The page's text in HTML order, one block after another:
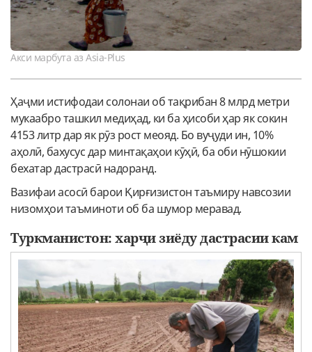
Акси марбута аз Asia-Plus
Ҳаҷми истифодаи солонаи об тақрибан 8 млрд метри
мукаабро ташкил медиҳад, ки ба ҳисоби ҳар як сокин
4153 литр дар як рӯз рост меояд. Бо вуҷуди ин, 10%
аҳолӣ, бахусус дар минтақаҳои кӯҳӣ, ба оби нӯшокии
бехатар дастрасӣ надоранд.
Вазифаи асосӣ барои Қирғизистон таъмиру навсозии
низомҳои таъминоти об ба шумор меравад.
Туркманистон: харҷи зиёду дастрасии кам